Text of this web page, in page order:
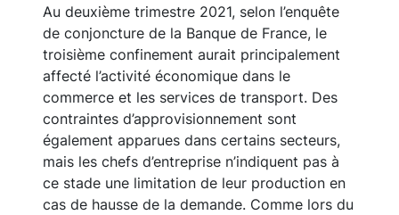
Au deuxième trimestre 2021, selon l’enquête
de conjoncture de la Banque de France, le
troisième confinement aurait principalement
affecté l’activité économique dans le
commerce et les services de transport. Des
contraintes d’approvisionnement sont
également apparues dans certains secteurs,
mais les chefs d’entreprise n’indiquent pas à
ce stade une limitation de leur production en
cas de hausse de la demande. Comme lors du